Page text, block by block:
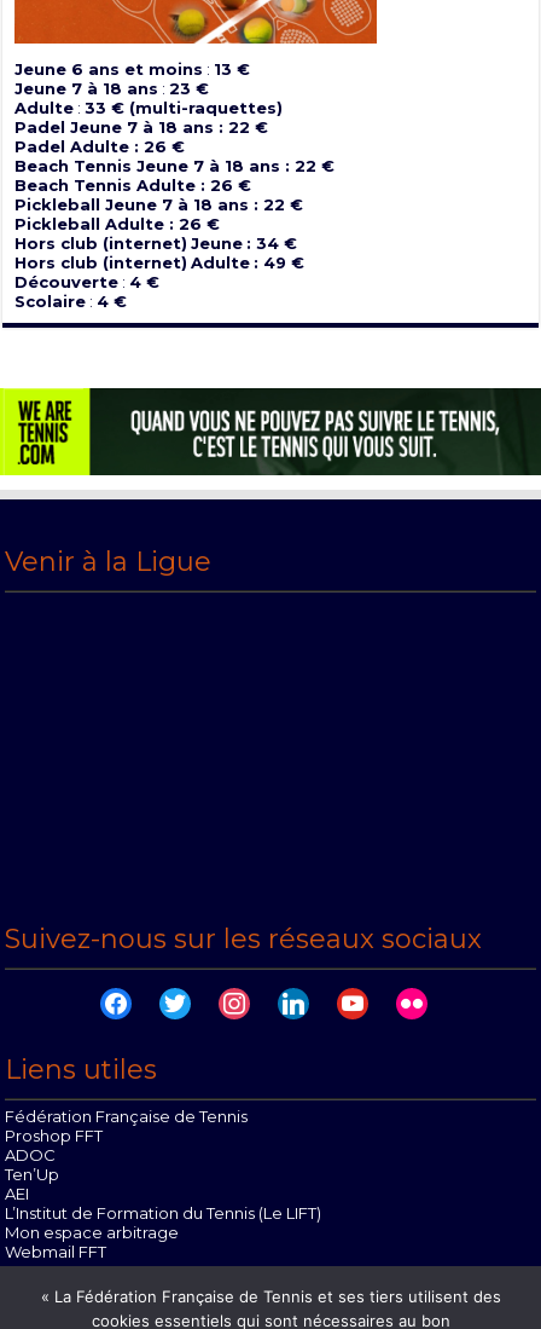
Jeune 6 ans et moins : 13 €
Jeune 7 à 18 ans :23 €
Adulte :33 € (multi-raquettes)
Padel Jeune 7 à 18 ans : 22 €
Padel Adulte : 26 €
Beach Tennis Jeune 7 à 18 ans : 22 €
Beach Tennis Adulte : 26 €
Pickleball Jeune 7 à 18 ans : 22 €
Pickleball Adulte : 26 €
Hors club (internet) Jeune : 34 €
Hors club (internet) Adulte : 49 €
Découverte : 4 €
Scolaire : 4 €
Venir à la Ligue
Suivez-nous sur les réseaux sociaux
facebooktwitter instagramlinkedinyoutubeflickr
Liens utiles
Fédération Française de Tennis
Proshop FFT
ADOC
Ten’Up
AEI
L’Institut de Formation du Tennis (Le LIFT)
Mon espace arbitrage
Webmail FFT
Offres d’emploi
Contact
« La Fédération Française de Tennis et ses tiers utilisent des
cookies essentiels qui sont nécessaires au bon